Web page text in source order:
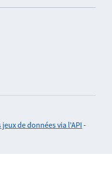
de données via l'API -